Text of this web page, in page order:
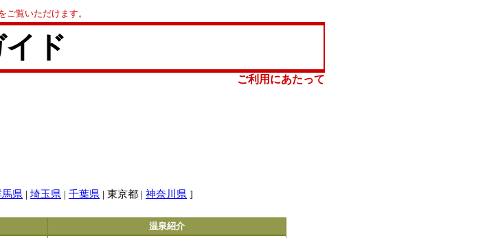
ご覧いただけます。
ド
ご利用にあたって
馬県 | 埼玉県 | 千葉県 | 東京都 | 神奈川県 ]
温泉紹介